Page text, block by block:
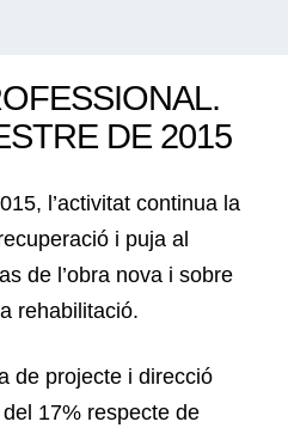
DE 2015
l’activitat continua la
i puja al
de l’obra nova i sobre
rehabilitació.
de projecte i direcció
17% respecte de